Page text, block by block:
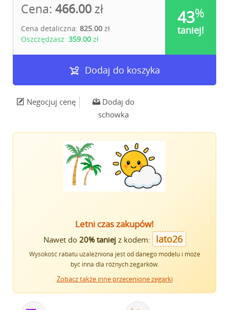
Cena: 466.00 zł
Cena detaliczna: 825.00 zł
Oszczędzasz: 359.00 zł
43%
taniej!
Dodaj do koszyka
Negocjuj cenę
Dodaj do
schowka
Letni czas zakupów!
Nawet do 20% taniejz kodem: lato26
Wysokość rabatu uzależniona jest od danego modelu i może
być inna dla różnych zegarków.
Zobacz także inne przecenione zegarki